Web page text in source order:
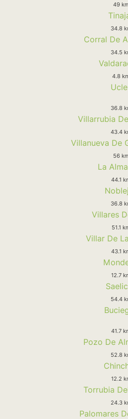
49
34.8
Corral De
34.5
4.8
36.8
Villarrubia
43.4
Villanueva De
56
La
44.1
36.8
Villares
51.1
Villar De
43.1
12.7
54.4
41.7
Pozo De
52.8
12.2
Torrubia
24.3
Palomares